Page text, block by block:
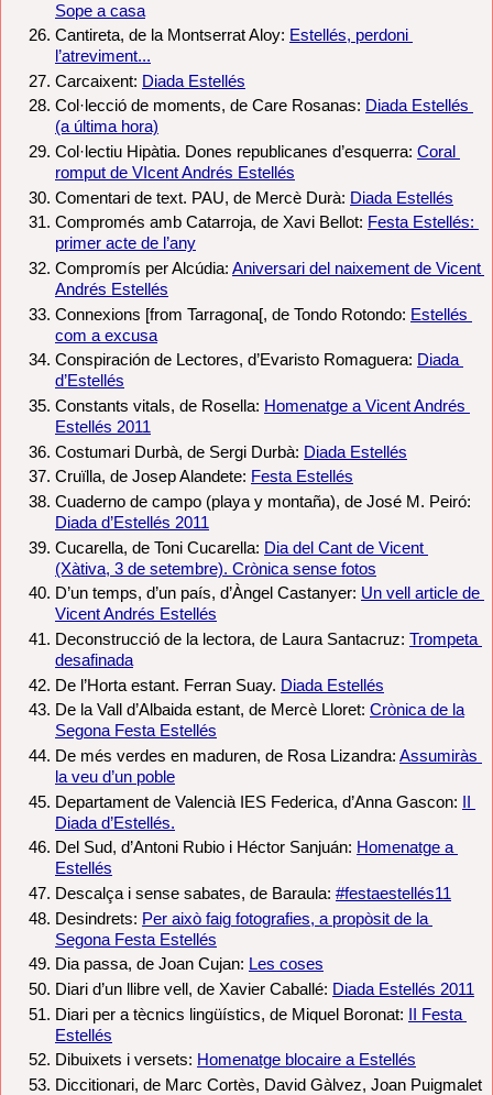
Sope a casa
Cantireta, de la Montserrat Aloy: Estellés, perdoni
l’atreviment...
Carcaixent: Diada Estellés
Col·lecció de moments, de Care Rosanas: Diada Estellés
(a última hora)
Col·lectiu Hipàtia. Dones republicanes d’esquerra: Coral
romput de VIcent Andrés Estellés
Comentari de text. PAU, de Mercè Durà: Diada Estellés
Compromés amb Catarroja, de Xavi Bellot: Festa Estellés:
primer acte de l’any
Compromís per Alcúdia: Aniversari del naixement de Vicent
Andrés Estellés
Connexions [from Tarragona[, de Tondo Rotondo: Estellés
com a excusa
Conspiración de Lectores, d’Evaristo Romaguera: Diada
d’Estellés
Constants vitals, de Rosella: Homenatge a Vicent Andrés
Estellés 2011
Costumari Durbà, de Sergi Durbà: Diada Estellés
Cruïlla, de Josep Alandete: Festa Estellés
Diada d’Estellés 2011
Cucarella, de Toni Cucarella: Dia del Cant de Vicent
(Xàtiva, 3 de setembre). Crònica sense fotos
D’un temps, d’un país, d’Àngel Castanyer: Un vell article de
Vicent Andrés Estellés
Deconstrucció de la lectora, de Laura Santacruz: Trompeta
desafinada
De l’Horta estant. Ferran Suay. Diada Estellés
De la Vall d’Albaida estant, de Mercè Lloret: Crònica de la
Segona Festa Estellés
De més verdes en maduren, de Rosa Lizandra: Assumiràs
la veu d’un poble
Departament de Valencià IES Federica, d’Anna Gascon:
Diada d’Estellés.
Del Sud, d’Antoni Rubio i Héctor Sanjuán: Homenatge a
Estellés
Descalça i sense sabates, de Baraula: #festaestellés11
Desindrets: Per això faig fotografies, a propòsit de la
Segona Festa Estellés
Dia passa, de Joan Cujan: Les coses
Diari d’un llibre vell, de Xavier Caballé: Diada Estellés 2011
Diari per a tècnics lingüístics, de Miquel Boronat: II Festa
Estellés
Dibuixets i versets: Homenatge blocaire a Estellés
Diccitionari, de Marc Cortès, David Gàlvez, Joan Puigmalet